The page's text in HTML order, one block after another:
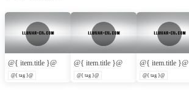
@{ item.title }@
@{ tag }@
@{ item.title }@
@{ tag }@
@{ item.title }@
@{ tag }@